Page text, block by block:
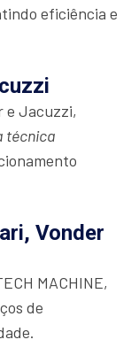
eficiência e
e Jacuzzi,
técnica
Vonder
MACHINE,
de